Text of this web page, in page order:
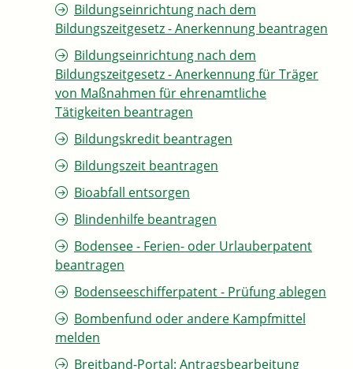
Bildungseinrichtung nach dem
Bildungszeitgesetz - Anerkennung beantragen
Bildungseinrichtung nach dem
Bildungszeitgesetz - Anerkennung für Träger
von Maßnahmen für ehrenamtliche
Tätigkeiten beantragen
Bildungskredit beantragen
Bildungszeit beantragen
Bioabfall entsorgen
Blindenhilfe beantragen
Bodensee - Ferien- oder Urlauberpatent
beantragen
Bodenseeschifferpatent - Prüfung ablegen
Bombenfund oder andere Kampfmittel
melden
Breitband-Portal: Antragsbearbeitung